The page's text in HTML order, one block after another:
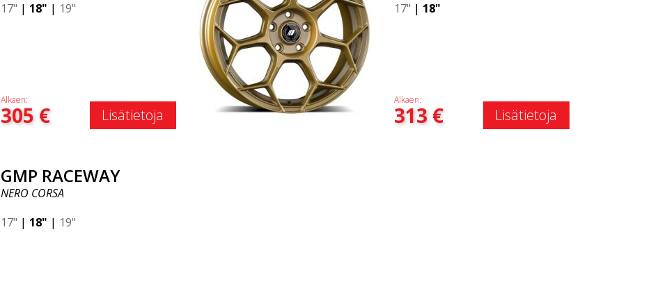
17" | 18" | 19"
Alkaen:
305€ Lisätietoja
17" | 18"
Alkaen:
313€ Lisätietoja
GMP RACEWAY
NERO CORSA
17" | 18" | 19"